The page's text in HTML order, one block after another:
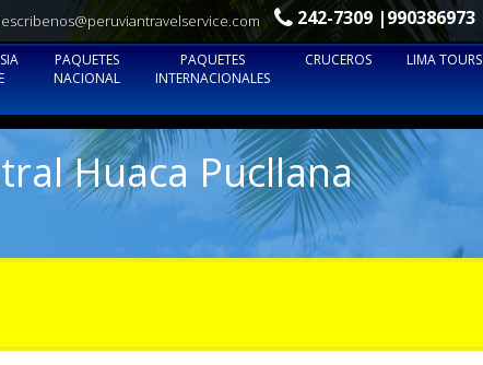
escribenos@peruviantravelservice.com 242-7309 |990386973
PAQUETES
NACIONAL
PAQUETES
INTERNACIONALES
CRUCEROS LIMA TOURS
Huaca Pucllana